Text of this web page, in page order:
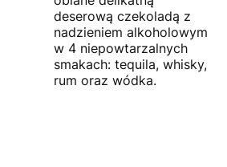
deserową czekoladą z
nadzieniem alkoholowym
w 4 niepowtarzalnych
smakach: tequila, whisky,
rum oraz wódka.